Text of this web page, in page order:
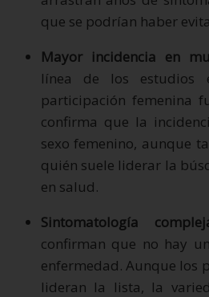
que se podrían haber
Mayor incidencia en
línea de los estudios
participación femenina
confirma que la
sexo femenino, aunque
quién suele liderar la
en salud.
Sintomatología
confirman que no hay
enfermedad. Aunque los
lideran la lista, la